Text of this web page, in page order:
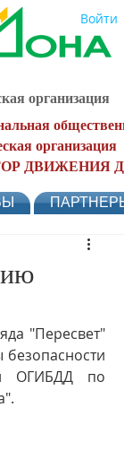
Войти
организация
организация
ДВИЖЕНИЯ
"Пересвет"
ОГИБДД по